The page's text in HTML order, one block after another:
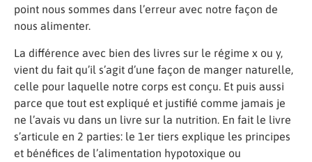
point nous sommes dans l’erreur avec notre façon de
nous alimenter.
La différence avec bien des livres sur le régime x ou y,
vient du fait qu’il s’agit d’une façon de manger naturelle,
celle pour laquelle notre corps est conçu. Et puis aussi
parce que tout est expliqué et justifié comme jamais je
ne l’avais vu dans un livre sur la nutrition. En fait le livre
s’articule en 2 parties: le 1er tiers explique les principes
et bénéfices de l’alimentation hypotoxique ou